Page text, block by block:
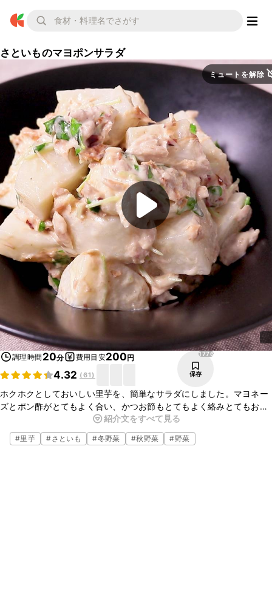
さといものマヨポンサラダ
ミュートを解除
調理時間 20分 費用目安200円
4.32 (61)
1776
保存
ホクホクとしておいしい里芋を、簡単なサラダにしました。マヨネー
ズとポン酢がとてもよく合い、かつお節もとてもよく絡みとてもおい
しいです。里芋の加熱も電子レンジを使って行いますので、とてもお
手軽にお作りいただけますよ。
紹介文をすべて見る
#里芋 #さといも #冬野菜 #秋野菜 #野菜